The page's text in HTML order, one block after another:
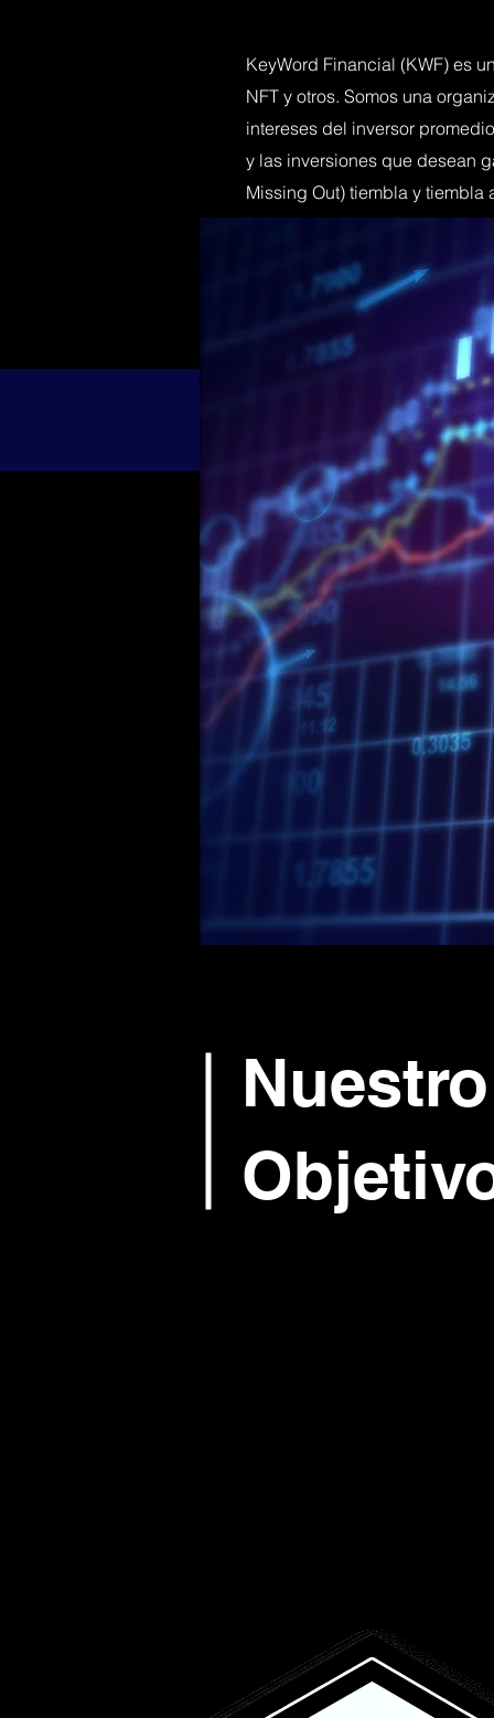
KeyWord Financial (KWF) es
NFT y otros. Somos una
intereses del inversor
y las inversiones que desean
Missing Out) tiembla y tiembla
Nuestro